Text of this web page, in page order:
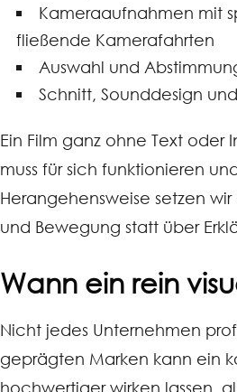
Kameraaufnahmen mit
fließende Kamerafahrten
Auswahl und
Schnitt, Sounddesign
Ein Film ganz ohne Text oder
muss für sich funktionieren
Herangehensweise setzen
und Bewegung statt über
Wann ein rein
Nicht jedes Unternehmen
geprägten Marken kann ein
hochwertiger wirken lassen,